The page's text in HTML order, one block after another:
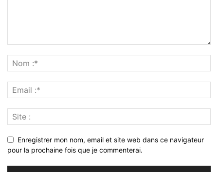
Enregistrer mon nom, email et site web dans ce navigateur
pour la prochaine fois que je commenterai.